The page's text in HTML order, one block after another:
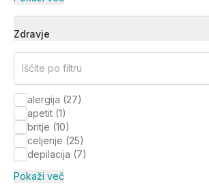
Zdravje
Iščite po filtru
alergija (27)
apetit (1)
britje (10)
celjenje (25)
depilacija (7)
Pokaži več